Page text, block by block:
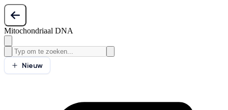
Mitochondriaal DNA
Nieuw